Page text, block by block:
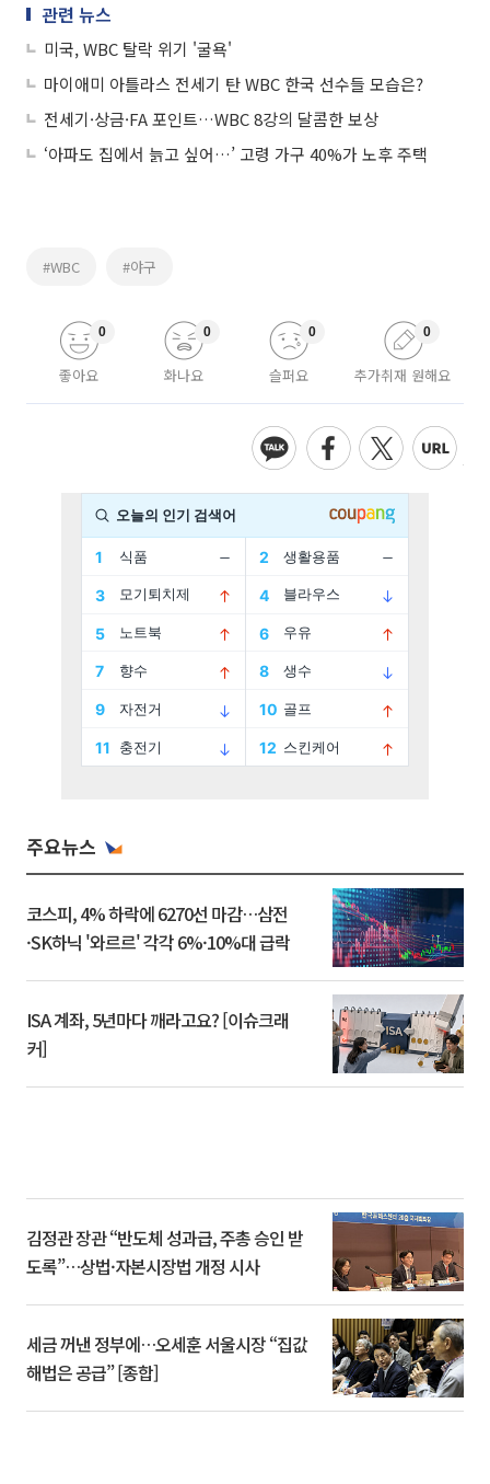
관련 뉴스
미국, WBC 탈락 위기 '굴욕'
마이애미 아틀라스 전세기 탄 WBC 한국 선수들 모습은?
전세기·상금·FA 포인트…WBC 8강의 달콤한 보상
‘아파도 집에서 늙고 싶어…’ 고령 가구 40%가 노후 주택
#WBC #야구
좋아요
0
화나요
0
슬퍼요
0
추가취재 원해요
0
주요뉴스
코스피, 4% 하락에 6270선 마감…삼전
·SK하닉 '와르르' 각각 6%·10%대 급락
ISA 계좌, 5년마다 깨라고요? [이슈크래
커]
김정관 장관 “반도체 성과급, 주총 승인 받
도록”…상법·자본시장법 개정 시사
세금 꺼낸 정부에…오세훈 서울시장 “집값
해법은 공급” [종합]